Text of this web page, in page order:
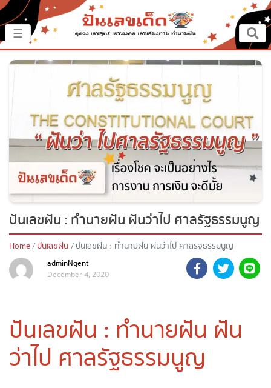
หน้าหลัก
ปันแนวทาง
ปันแหล่งเลข
ปันเลขฝัน
ตรวจเลข
หวยสด
ถ่ายทอดสดหวยออมสิน
ถ่ายทอดสดหวยธกส.
×
☰
ปันเลขฝัน : ทำนายฝัน ฝันว่าไป ศาล
รัฐธรรมนูญ
Home ปันเลขฝัน : ทำนายฝัน ฝันว่าไป ศาลรัฐธรรมนูญ
adminNgent
ปันเลขฝัน : ทำนายฝัน ฝัน
ว่าไป ศาลรัฐธรรมนูญ